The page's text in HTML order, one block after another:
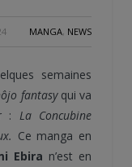
MANGA, NEWS
semaines
fantasyqui va
: La Concubine
Ce manga en
Ebira n’est en